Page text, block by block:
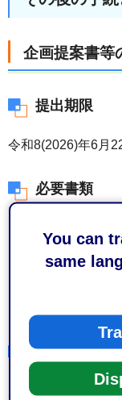
You can
same
企画提案書等
提出期限
令和8(2026)年6月
必要書類
企画提案書【
実施体制【様
提出方法
窓口持参または郵送